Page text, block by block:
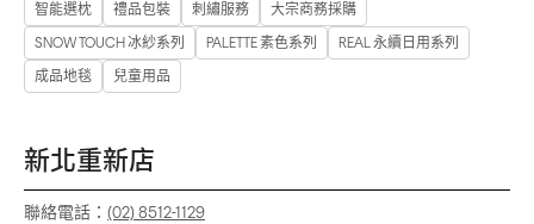
智能選枕 禮品包裝 刺繡服務
大宗商務採購
SNOW TOUCH 冰紗系列
PALETTE 素色系列
REAL 永續日用系列
成品地毯
兒童用品
新北重新店
聯絡電話： (02) 8512-1129